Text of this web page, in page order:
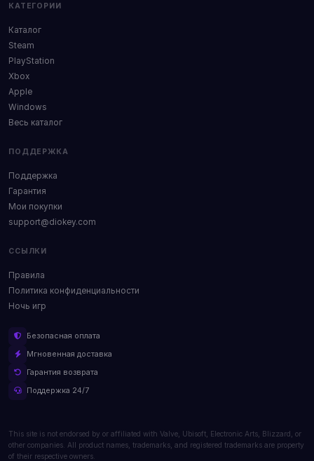
КАТЕГОРИИ
Каталог
Steam
PlayStation
Xbox
Apple
Windows
Весь каталог
ПОДДЕРЖКА
Поддержка
Гарантия
Мои покупки
support@diokey.com
ССЫЛКИ
Правила
Политика конфиденциальности
Ночь игр
Безопасная оплата
Мгновенная доставка
Гарантия возврата
Поддержка 24/7
This site is not endorsed by or affiliated with Valve, Ubisoft, Electronic Arts, Blizzard, or
other companies. All product names, trademarks, and registered trademarks are property
of their respective owners.